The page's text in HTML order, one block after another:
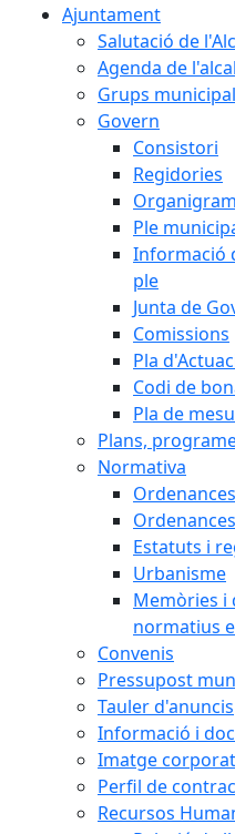
Ajuntament
Salutació de
Agenda de
Grups
Govern
Consistori
Regidories
Ple
Informació
ple
Junta de
Comissions
Pla
Codi de
Pla de
Plans,
Normativa
Estatuts i
Urbanisme
Memòries i
normatius
Convenis
Pressupost
Tauler d'anuncis
Informació i
Imatge
Perfil de
Recursos